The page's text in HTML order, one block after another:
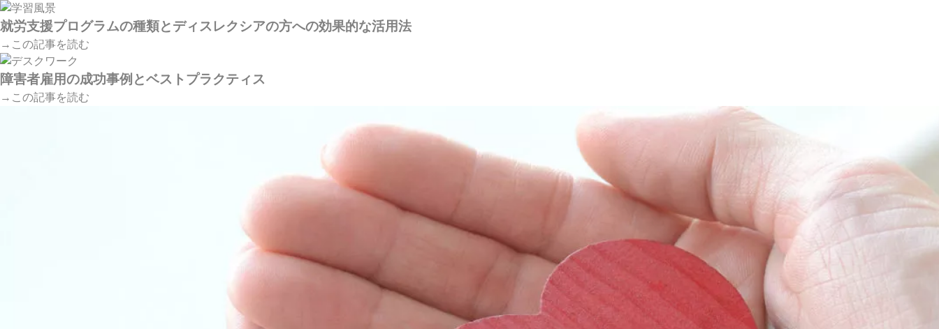
就労支援プログラムの種類とディスレクシアの方への効果的な活用法
→この記事を読む
障害者雇用の成功事例とベストプラクティス
→この記事を読む